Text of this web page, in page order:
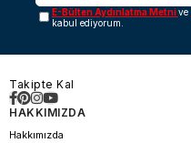
E-Bülten Aydınlatma Metnive
kabul ediyorum.
Takipte Kal
HAKKIMIZDA
Hakkımızda